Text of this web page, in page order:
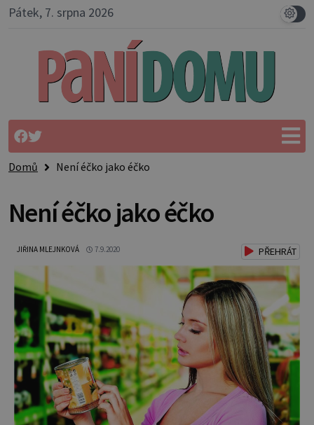
Pátek, 7. srpna 2026
Domů Není éčko jako éčko
Není éčko jako éčko
JIŘINA MLEJNKOVÁ 7.9.2020 PŘEHRÁT